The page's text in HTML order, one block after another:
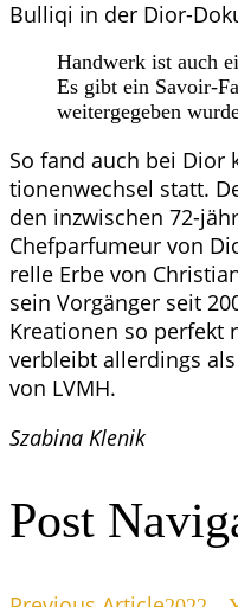
Bul­li­qi in der Dior-
Hand­werk ist auch
Es gibt ein Savoir-
wei­ter­ge­ge­ben
So fand auch bei Dior
tio­nen­wech­sel statt.
den inzwi­schen 72-
Chef­par­fu­meur von
rel­le Erbe von
sein Vor­gän­ger seit
Krea­tio­nen so per­fekt
ver­bleibt aller­dings
von LVMH.
Sza­bi­na Klenik
Post